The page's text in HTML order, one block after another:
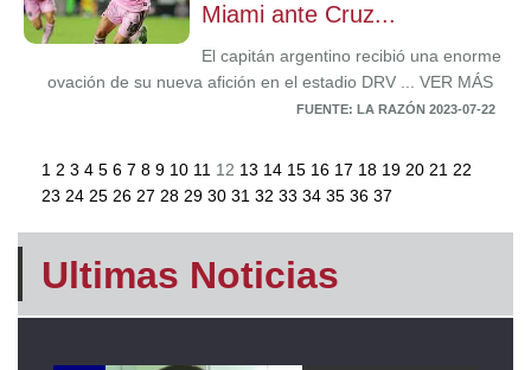
Miami ante Cruz...
El capitán argentino recibió una enorme
ovación de su nueva afición en el estadio DRV ... VER MÁS
FUENTE: LA RAZÓN 2023-07-22
1 2 3 4 5 6 7 8 9 10 11 12 13 14 15 16 17 18 19 20 21 22
23 24 25 26 27 28 29 30 31 32 33 34 35 36 37
Ultimas Noticias